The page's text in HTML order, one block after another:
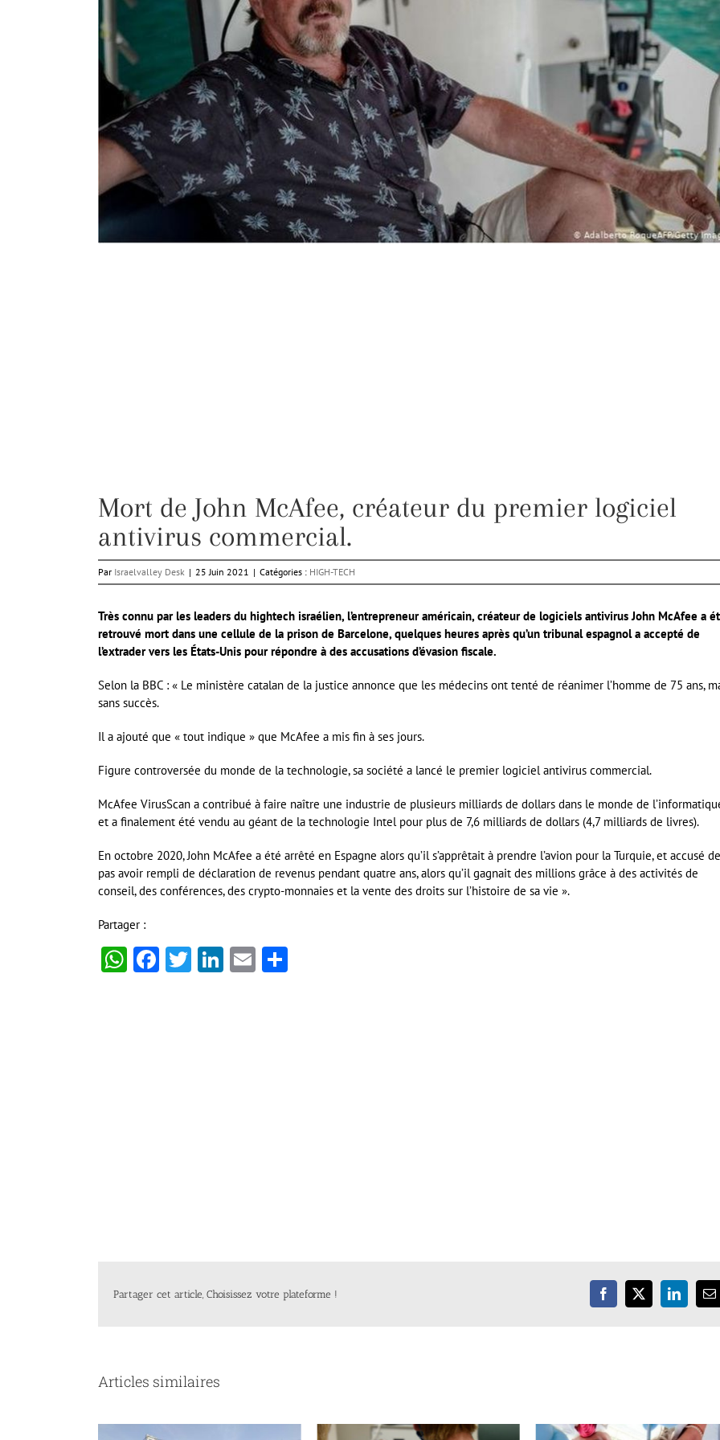
Mort de John McAfee, créateur du premier logiciel
antivirus commercial.
Par Israelvalley Desk | 25 Juin 2021 | Catégories : HIGH-TECH
Très connu par les leaders du hightech israélien, l’entrepreneur américain, créateur de logiciels antivirus John McAfee a
retrouvé mort dans une cellule de la prison de Barcelone, quelques heures après qu’un tribunal espagnol a accepté de
l’extrader vers les États-Unis pour répondre à des accusations d’évasion fiscale.
Selon la BBC : « Le ministère catalan de la justice annonce que les médecins ont tenté de réanimer l’homme de 75 ans,
sans succès.
Il a ajouté que « tout indique » que McAfee a mis fin à ses jours.
Figure controversée du monde de la technologie, sa société a lancé le premier logiciel antivirus commercial.
McAfee VirusScan a contribué à faire naître une industrie de plusieurs milliards de dollars dans le monde de
et a finalement été vendu au géant de la technologie Intel pour plus de 7,6 milliards de dollars (4,7 milliards de livres).
En octobre 2020, John McAfee a été arrêté en Espagne alors qu’il s’apprêtait à prendre l’avion pour la Turquie, et accusé
pas avoir rempli de déclaration de revenus pendant quatre ans, alors qu’il gagnait des millions grâce à des activités de
conseil, des conférences, des crypto-monnaies et la vente des droits sur l’histoire de sa vie ».
Partager :
WhatsApp
Facebook
Twitter
LinkedIn
Email
Partager cet article, Choisissez votre plateforme ! Facebook
X LinkedIn
Articles similaires